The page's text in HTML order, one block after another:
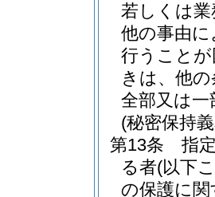
若しくは
他の事由
行うこと
きは、他
全部又は
(秘密保持
第13条
指
る者(以下
の保護に